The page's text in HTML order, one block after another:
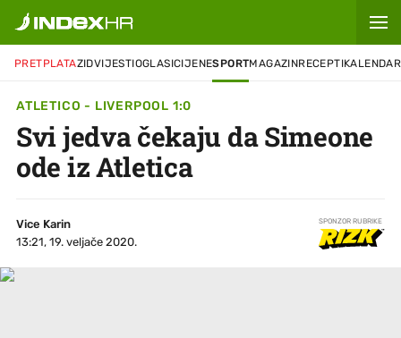
PRETPLATAZIDVIJESTIOGLASICIJENESPORTMAGAZINRECEPTIKALENDAR
ATLETICO - LIVERPOOL 1:0
Svi jedva čekaju da Simeone
ode iz Atletica
Vice Karin
13:21, 19. veljače 2020.
SPONZOR RUBRIKE